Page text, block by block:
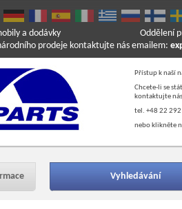
a dodávky
prodeje kontaktujte nás emailem:
Oddělení
Přístup k naší
Chcete-li se
kontaktujte
tel. +48 22
nebo klikněte
Vyhledávání